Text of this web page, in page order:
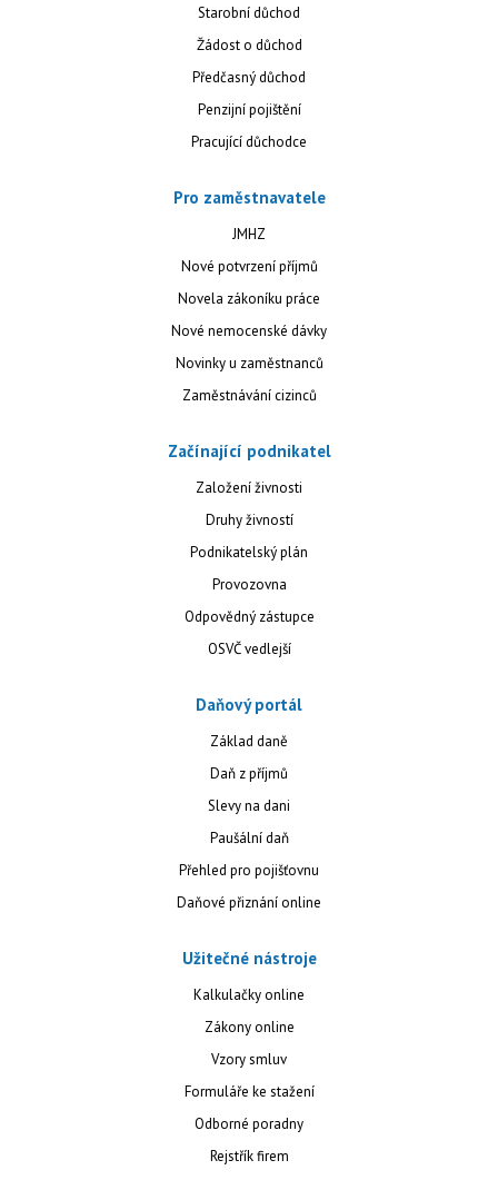
Starobní důchod
Žádost o důchod
Předčasný důchod
Penzijní pojištění
Pracující důchodce
Pro zaměstnavatele
JMHZ
Nové potvrzení příjmů
Novela zákoníku práce
Nové nemocenské dávky
Novinky u zaměstnanců
Zaměstnávání cizinců
Začínající podnikatel
Založení živnosti
Druhy živností
Podnikatelský plán
Provozovna
Odpovědný zástupce
OSVČ vedlejší
Daňový portál
Základ daně
Daň z příjmů
Slevy na dani
Paušální daň
Přehled pro pojišťovnu
Daňové přiznání online
Užitečné nástroje
Kalkulačky online
Zákony online
Vzory smluv
Formuláře ke stažení
Odborné poradny
Rejstřík firem